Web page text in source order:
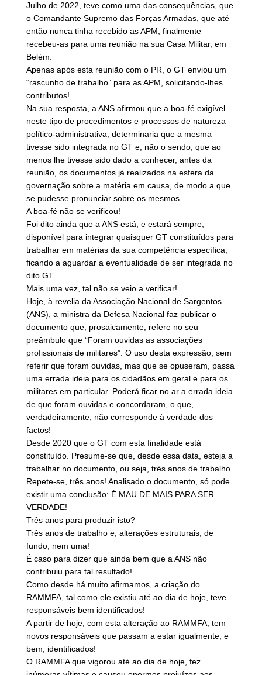
Julho de 2022, teve como uma das consequências, que
o Comandante Supremo das Forças Armadas, que até
então nunca tinha recebido as APM, finalmente
recebeu-as para uma reunião na sua Casa Militar, em
Belém.
Apenas após esta reunião com o PR, o GT enviou um
“rascunho de trabalho” para as APM, solicitando-lhes
contributos!
Na sua resposta, a ANS afirmou que a boa-fé exigível
neste tipo de procedimentos e processos de natureza
político-administrativa, determinaria que a mesma
tivesse sido integrada no GT e, não o sendo, que ao
menos lhe tivesse sido dado a conhecer, antes da
reunião, os documentos já realizados na esfera da
governação sobre a matéria em causa, de modo a que
se pudesse pronunciar sobre os mesmos.
A boa-fé não se verificou!
Foi dito ainda que a ANS está, e estará sempre,
disponível para integrar quaisquer GT constituídos para
trabalhar em matérias da sua competência específica,
ficando a aguardar a eventualidade de ser integrada no
dito GT.
Mais uma vez, tal não se veio a verificar!
Hoje, à revelia da Associação Nacional de Sargentos
(ANS), a ministra da Defesa Nacional faz publicar o
documento que, prosaicamente, refere no seu
preâmbulo que “Foram ouvidas as associações
profissionais de militares”. O uso desta expressão, sem
referir que foram ouvidas, mas que se opuseram, passa
uma errada ideia para os cidadãos em geral e para os
militares em particular. Poderá ficar no ar a errada ideia
de que foram ouvidas e concordaram, o que,
verdadeiramente, não corresponde à verdade dos
factos!
Desde 2020 que o GT com esta finalidade está
constituído. Presume-se que, desde essa data, esteja a
trabalhar no documento, ou seja, três anos de trabalho.
Repete-se, três anos! Analisado o documento, só pode
existir uma conclusão: É MAU DE MAIS PARA SER
VERDADE!
Três anos para produzir isto?
Três anos de trabalho e, alterações estruturais, de
fundo, nem uma!
É caso para dizer que ainda bem que a ANS não
contribuiu para tal resultado!
Como desde há muito afirmamos, a criação do
RAMMFA, tal como ele existiu até ao dia de hoje, teve
responsáveis bem identificados!
A partir de hoje, com esta alteração ao RAMMFA, tem
novos responsáveis que passam a estar igualmente, e
bem, identificados!
O RAMMFA que vigorou até ao dia de hoje, fez